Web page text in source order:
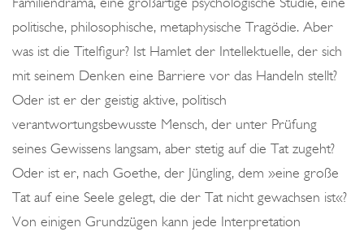
politische, philosophische, metaphysische Tragödie. Aber
was ist die Titelfigur? Ist Hamlet der Intellektuelle, der sich
mit seinem Denken eine Barriere vor das Handeln stellt?
Oder ist er der geistig aktive, politisch
verantwortungsbewusste Mensch, der unter Prüfung
seines Gewissens langsam, aber stetig auf die Tat zugeht?
Oder ist er, nach Goethe, der Jüngling, dem »eine große
Tat auf eine Seele gelegt, die der Tat nicht gewachsen ist«?
Von einigen Grundzügen kann jede Interpretation